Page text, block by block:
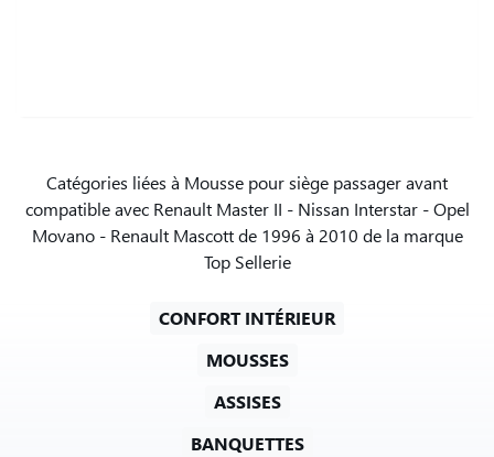
Catégories liées à Mousse pour siège passager avant
compatible avec Renault Master II - Nissan Interstar - Opel
Movano - Renault Mascott de 1996 à 2010 de la marque
Top Sellerie
CONFORT INTÉRIEUR
MOUSSES
ASSISES
BANQUETTES